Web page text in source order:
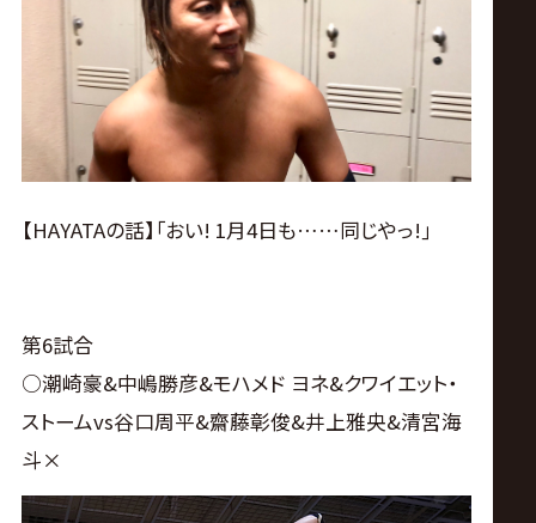
【HAYATAの話】｢おい! 1月4日も……同じやっ!｣
第6試合
○潮崎豪&中嶋勝彦&モハメド ヨネ&クワイエット・
ストームvs谷口周平&齋藤彰俊&井上雅央&清宮海
斗×